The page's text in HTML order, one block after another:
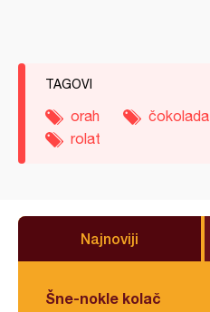
TAGOVI
orah čokolada
rolat
Najnoviji
Šne-nokle kolač